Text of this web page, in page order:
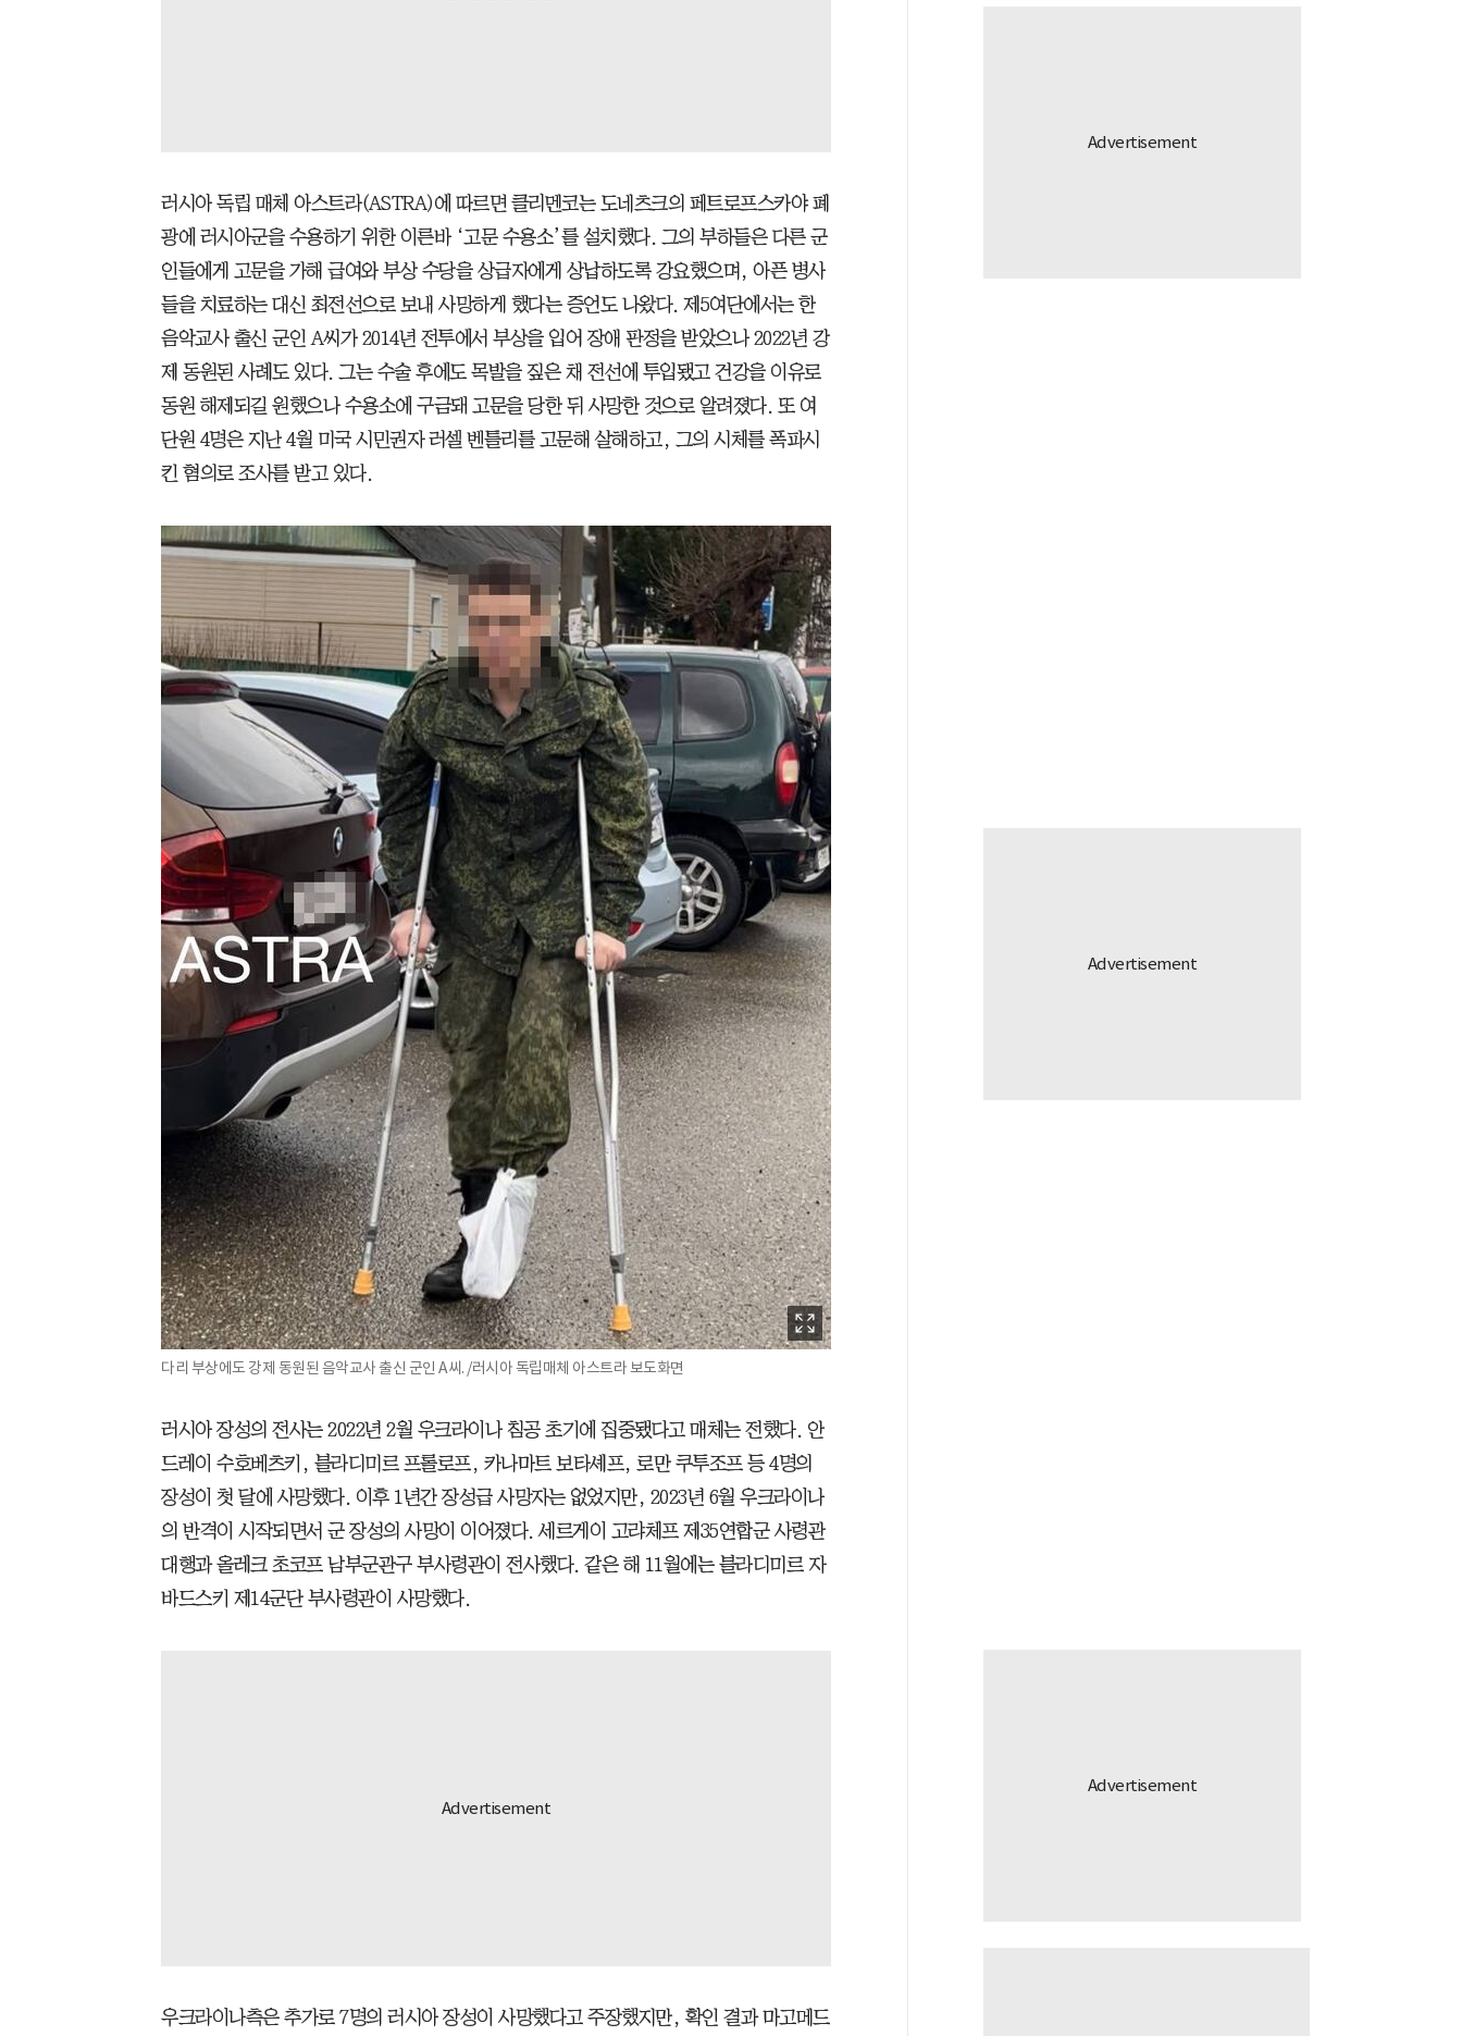
러시아 독립 매체 아스트라(ASTRA)에 따르면 클리멘코는 도네츠크의 페트로프스카야 폐
광에 러시아군을 수용하기 위한 이른바 ‘고문 수용소’를 설치했다. 그의 부하들은 다른 군
인들에게 고문을 가해 급여와 부상 수당을 상급자에게 상납하도록 강요했으며, 아픈 병사
들을 치료하는 대신 최전선으로 보내 사망하게 했다는 증언도 나왔다. 제5여단에서는 한
음악교사 출신 군인 A씨가 2014년 전투에서 부상을 입어 장애 판정을 받았으나 2022년 강
제 동원된 사례도 있다. 그는 수술 후에도 목발을 짚은 채 전선에 투입됐고 건강을 이유로
동원 해제되길 원했으나 수용소에 구금돼 고문을 당한 뒤 사망한 것으로 알려졌다. 또 여
단원 4명은 지난 4월 미국 시민권자 러셀 벤틀리를 고문해 살해하고, 그의 시체를 폭파시
킨 혐의로 조사를 받고 있다.
다리 부상에도 강제 동원된 음악교사 출신 군인 A씨. /러시아 독립매체 아스트라 보도화면
러시아 장성의 전사는 2022년 2월 우크라이나 침공 초기에 집중됐다고 매체는 전했다. 안
드레이 수호베츠키, 블라디미르 프롤로프, 카나마트 보타셰프, 로만 쿠투조프 등 4명의
장성이 첫 달에 사망했다. 이후 1년간 장성급 사망자는 없었지만, 2023년 6월 우크라이나
의 반격이 시작되면서 군 장성의 사망이 이어졌다. 세르게이 고랴체프 제35연합군 사령관
대행과 올레크 초코프 남부군관구 부사령관이 전사했다. 같은 해 11월에는 블라디미르 자
바드스키 제14군단 부사령관이 사망했다.
우크라이나측은 추가로 7명의 러시아 장성이 사망했다고 주장했지만, 확인 결과 마고메드